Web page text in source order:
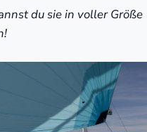
du sie in voller Größe